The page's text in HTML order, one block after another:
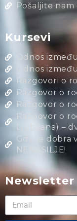
Pošaljite nam
Kursevi
Odnos
Odnos
Razgovori o
Razgovor o
Razgovor o
Razgovor o
Ljubljana) –
Gde je dobra
NENASILJE!
Newsletter